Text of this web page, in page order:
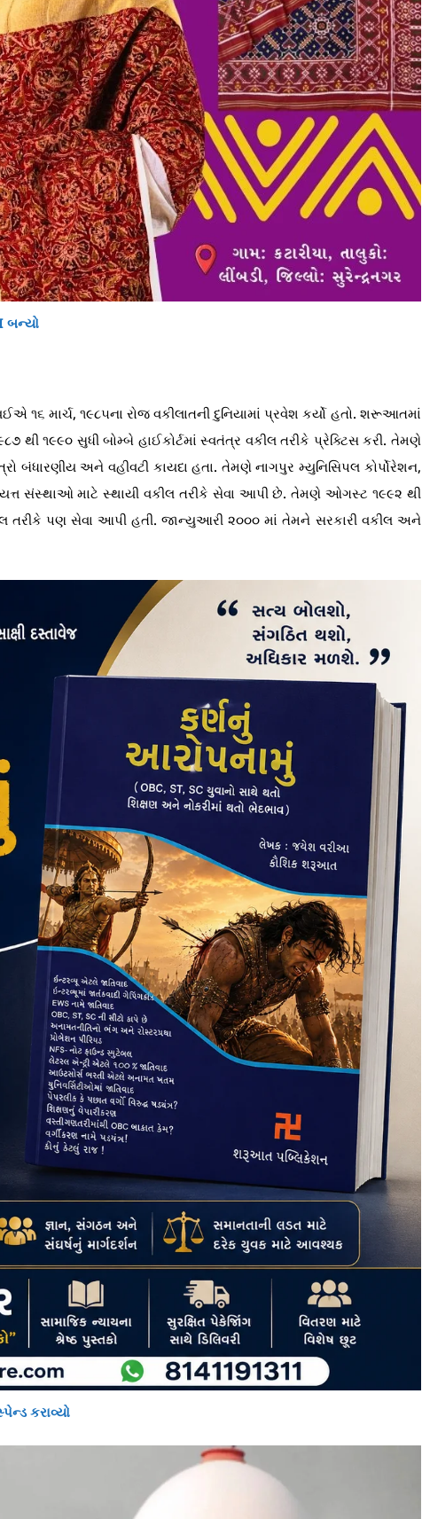
બન્યો
૧૬ માર્ચ, ૧૯૮૫ના રોજ વકીલાતની દુનિયામાં પ્રવેશ કર્યો હતો. શરૂઆતમાં
૧૯૯૦ સુધી બોમ્બે હાઈકોર્ટમાં સ્વતંત્ર વકીલ તરીકે પ્રેક્ટિસ કરી. તેમણે
બંધારણીય અને વહીવટી કાયદા હતા. તેમણે નાગપુર મ્યુનિસિપલ કોર્પોરેશન,
સંસ્થાઓ માટે સ્થાયી વકીલ તરીકે સેવા આપી છે. તેમણે ઓગસ્ટ ૧૯૯૨ થી
તરીકે પણ સેવા આપી હતી. જાન્યુઆરી ૨૦૦૦ માં તેમને સરકારી વકીલ અને
કરાવ્યો